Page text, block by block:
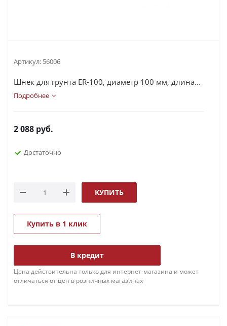
Артикул: 56006
Шнек для грунта ER-100, диаметр 100 мм, длина...
Подробнее
2 088 руб.
Достаточно
КУПИТЬ
Купить в 1 клик
В кредит
Цена действительна только для интернет-магазина и может
отличаться от цен в розничных магазинах